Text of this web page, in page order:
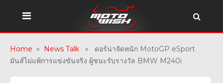
Home » News Talk » ดอร์น่าจัดหนัก MotoGP eSport
มันส์ไม่แพ้การแข่งขันจริง ผู้ชนะรับรางวัล BMW M240i